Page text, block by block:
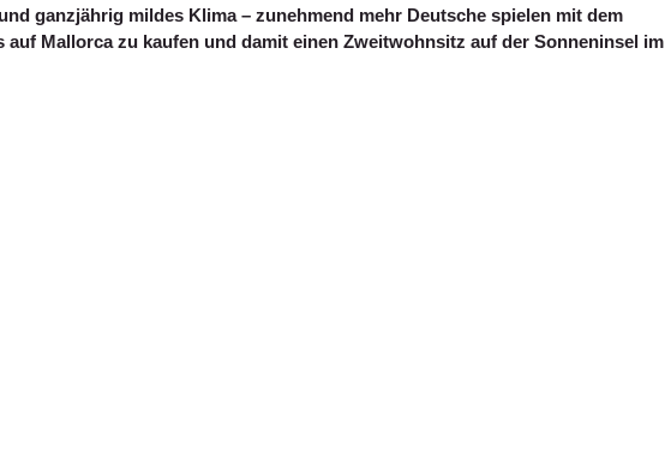
ganzjährig mildes Klima – zunehmend mehr Deutsche spielen mit dem
auf Mallorca zu kaufen und damit einen Zweitwohnsitz auf der Sonneninsel im